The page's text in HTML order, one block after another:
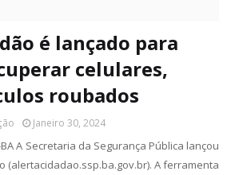
é lançado para
celulares,
roubados
Janeiro 30, 2024
A Secretaria da Segurança Pública lançou
(alertacidadao.ssp.ba.gov.br). A ferramenta